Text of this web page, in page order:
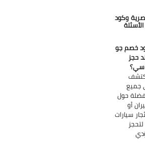
وكود
خصم جو
حجز
حول
أو
سيارات